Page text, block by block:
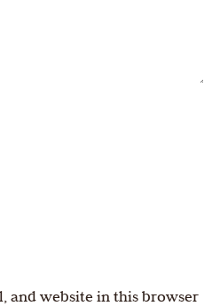
and website in this browser